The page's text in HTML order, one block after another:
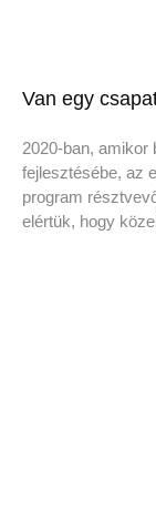
Van egy
2020-ban, amikor
fejlesztésébe, az
program
elértük, hogy